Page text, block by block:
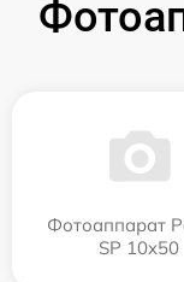
Фотоаппарат
SP 10x50